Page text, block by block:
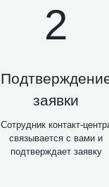
2
заявки
Сотрудник контакт-
связывается с вами и
подтверждает заявку